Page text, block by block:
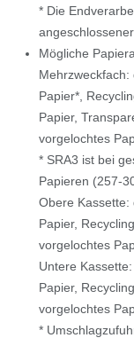
* Die
angeschlossener
Mögliche
Papier*,
Papier,
vorgelochtes
* SRA3 ist bei
Papieren (257-
Obere Kassette:
Papier,
vorgelochtes
Untere
Papier,
vorgelochtes
*